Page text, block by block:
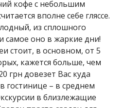
кофе с небольшим
вполне себе гляссе.
из сплошного
самое оно в жаркие дни!
стоит, в основном, от 5
кажется больше, чем
грн довезет Вас куда
гостинице – в среднем
в близлежащие